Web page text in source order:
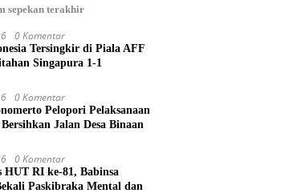
sepekan terakhir
0 Komentar
Tersingkir di Piala AFF
Singapura 1-1
0 Komentar
Pelopori Pelaksanaan
Jalan Desa Binaan
0 Komentar
HUT RI ke-81, Babinsa
Paskibraka Mental dan